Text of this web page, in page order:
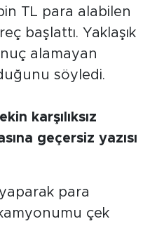
TL para alabilen
başlattı. Yaklaşık
alamayan
söyledi.
karşılıksız
geçersiz yazısı
para
çek